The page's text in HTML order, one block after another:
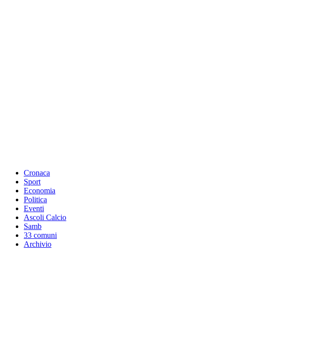
Cronaca
Sport
Economia
Politica
Eventi
Ascoli Calcio
Samb
33 comuni
Archivio